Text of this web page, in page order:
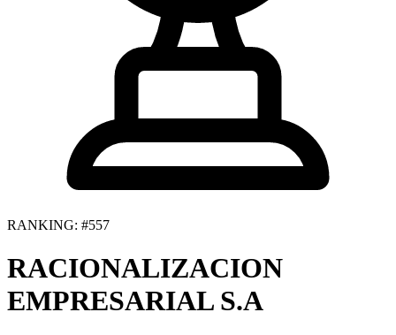
RANKING: #557
RACIONALIZACION
EMPRESARIAL S.A